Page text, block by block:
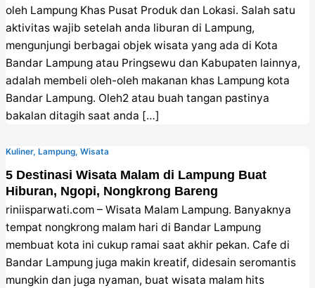
oleh Lampung Khas Pusat Produk dan Lokasi. Salah satu
aktivitas wajib setelah anda liburan di Lampung,
mengunjungi berbagai objek wisata yang ada di Kota
Bandar Lampung atau Pringsewu dan Kabupaten lainnya,
adalah membeli oleh-oleh makanan khas Lampung kota
Bandar Lampung. Oleh2 atau buah tangan pastinya
bakalan ditagih saat anda […]
Kuliner,Lampung,Wisata
5 Destinasi Wisata Malam di Lampung Buat
Hiburan, Ngopi, Nongkrong Bareng
riniisparwati.com – Wisata Malam Lampung. Banyaknya
tempat nongkrong malam hari di Bandar Lampung
membuat kota ini cukup ramai saat akhir pekan. Cafe di
Bandar Lampung juga makin kreatif, didesain seromantis
mungkin dan juga nyaman, buat wisata malam hits